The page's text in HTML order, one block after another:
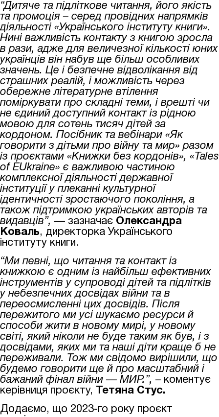
“Дитяче та підліткове читання, його якість
та промоція – серед провідних напрямків
діяльності «Українського інституту книги».
Нині важливість контакту з книгою зросла
в рази, адже для величезної кількості юних
українців він набув ще більш особливих
значень. Це і безпечне відволікання від
страшних реалій, і можливість через
обережне літературне втілення
поміркувати про складні теми, і врешті чи
не єдиний доступний контакт із рідною
мовою для сотень тисяч дітей за
кордоном. Посібник та вебінари «Як
говорити з дітьми про війну та мир» разом
із проєктами «Книжки без кордонів», «Tales
of EUkraine» є важливою частиною
комплексної діяльності державної
інституції у плеканні культурної
ідентичності зростаючого покоління, а
також підтримкою українських авторів та
видавців”, — зазначає Олександра
Коваль, директорка Українського
інституту книги.
“Ми певні, що читання та контакт із
книжкою є одним із найбільш ефективних
інструментів у супроводі дітей та підлітків
у небезпечних досвідах війни та в
переосмисленні цих досвідів. Після
пережитого ми усі шукаємо ресурси й
способи жити в новому мирі, у новому
світі, який ніколи не буде таким як був, і з
досвідами, яких ми та наші діти краще б не
переживали. Тож ми свідомо вирішили, що
будемо говорити ще й про масштабний і
бажаний фінал війни — МИР.”, – коментує
керівниця проєкту, Тетяна Стус.
Додаємо, що 2023-го року проєкт